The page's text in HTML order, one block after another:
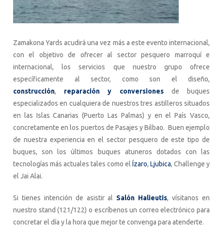
Zamakona Yards acudirá una vez más a este evento internacional,
con el objetivo de ofrecer al sector pesquero marroquí e
internacional, los servicios que nuestro grupo ofrece
específicamente al sector, como son el diseño,
construcción, reparación y conversionesde buques
especializados en cualquiera de nuestros tres astilleros situados
en las Islas Canarias (Puerto Las Palmas) y en el País Vasco,
concretamente en los puertos de Pasajes y Bilbao. Buen ejemplo
de nuestra experiencia en el sector pesquero de este tipo de
buques, son los últimos buques atuneros dotados con las
tecnologías más actuales tales como el Ízaro, Ljubica, Challenge y
el Jai Alai.
Si tienes intención de asistir al Salón Halieutis, vísitanos en
nuestro stand (121/122) o escríbenos un correo electrónico para
concretar el día y la hora que mejor te convenga para atenderte.